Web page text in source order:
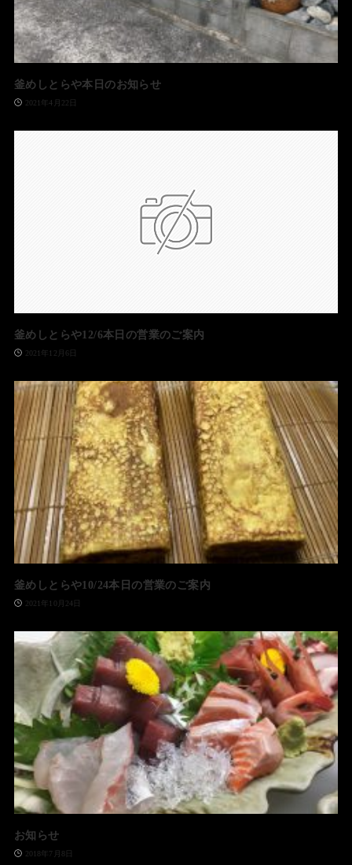
釜めしとらや本日のお知らせ
2021年4月22日
釜めしとらや12/6本日の営業のご案内
2021年12月6日
釜めしとらや10/24本日の営業のご案内
2021年10月24日
お知らせ
2018年7月8日